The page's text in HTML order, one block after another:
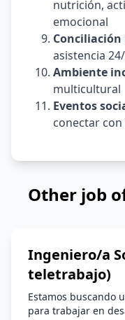
nutrición,
emocional
asistencia
Ambiente
multicultural
Eventos
conectar
Other job
Ingeniero/a
teletrabajo)
Estamos buscando
para trabajar en